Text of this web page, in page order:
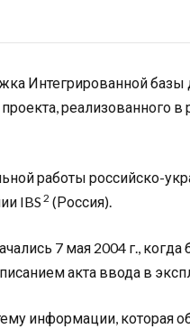
Интегрированной
реализованного
работы российско-
IBS 2 (Россия).
7 мая 2004 г.,
акта ввода в
информации, которая